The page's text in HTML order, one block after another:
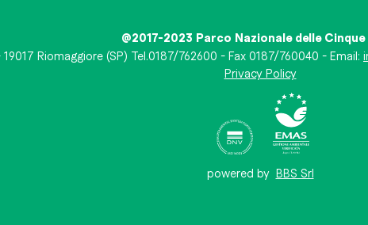
@2017-2023 Parco Nazionale delle
Riomaggiore (SP) Tel.0187/762600 - Fax 0187/760040 - Email:
Privacy Policy
powered by BBS Srl